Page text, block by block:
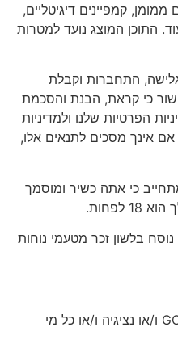
קמפיינים דיגיטליים,
התוכן המוצג נועד למטרות
התחברות וקבלת
כי קראת, הבנת והסכמת
הפרטיות שלנו ולמדיניות
אם אינך מסכים לתנאים אלו,
כי אתה כשיר ומוסמך
לפחות.
בלשון זכר מטעמי נוחות
GOL Media ו/או נציגיה ו/או כל מי